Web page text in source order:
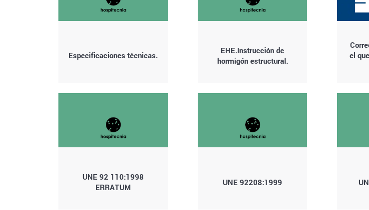
Especificaciones técnicas.
EHE.Instrucción de
hormigón estructural.
el
UNE 92 110:1998
ERRATUM
UNE 92208:1999